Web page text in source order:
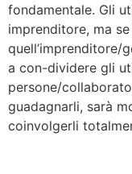
fondamentale. Gli
imprenditore, ma
quell’imprenditore/
a con-dividere gli
persone/
guadagnarli, sarà
coinvolgerli